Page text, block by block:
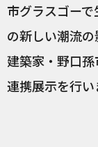
市グラスゴー
の新しい潮流
建築家・野口
連携展示を行い